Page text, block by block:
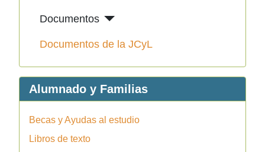
Documentos
Documentos de la JCyL
Alumnado y Familias
Becas y Ayudas al estudio
Libros de texto